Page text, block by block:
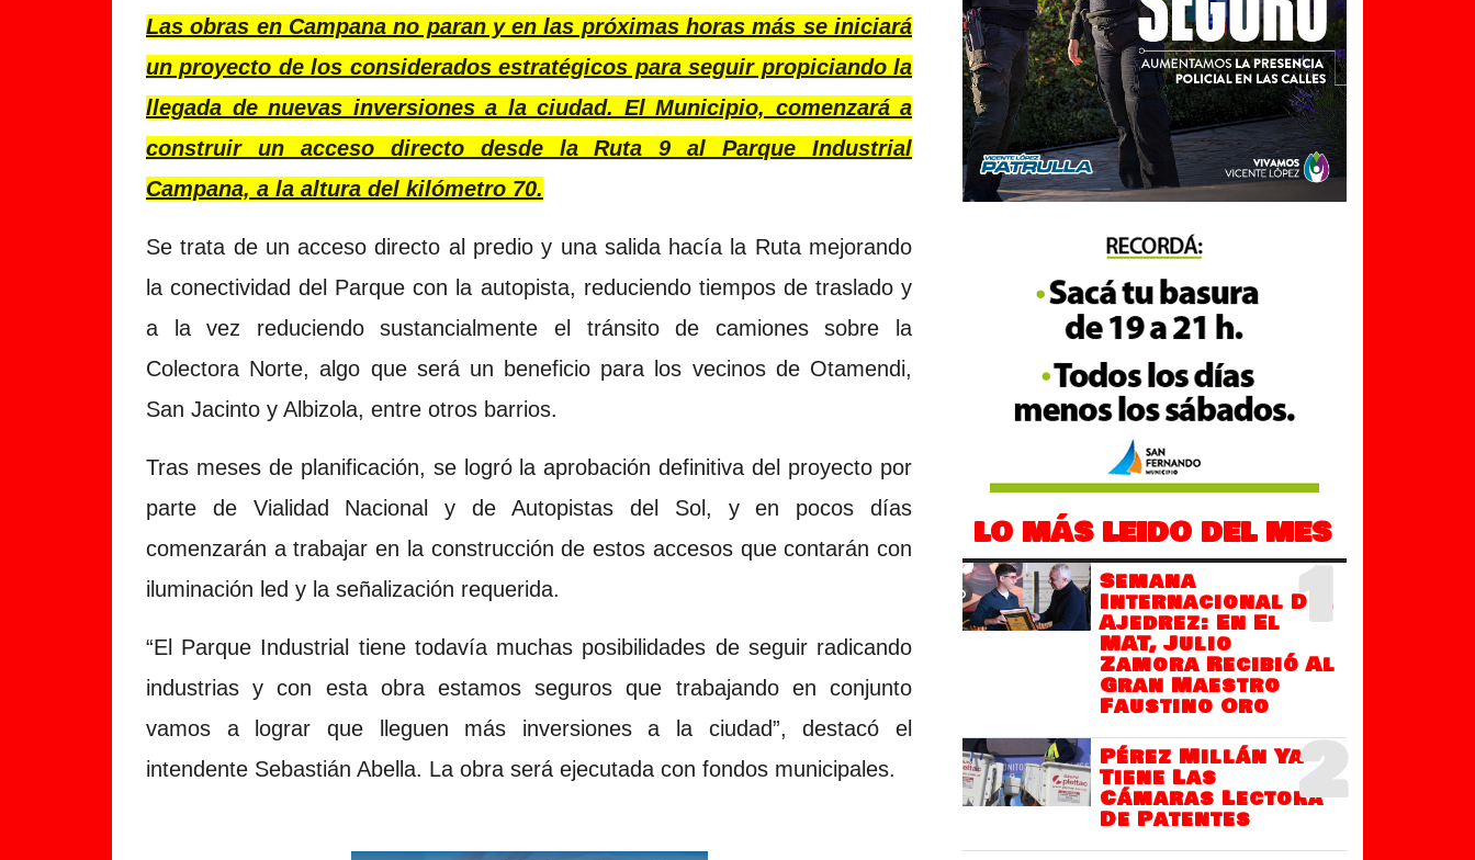
Las obras en Campana no paran y en las próximas horas más se iniciará
un proyecto de los considerados estratégicos para seguir propiciando la
llegada de nuevas inversiones a la ciudad. El Municipio, comenzará a
construir un acceso directo desde la Ruta 9 al Parque Industrial
Campana, a la altura del kilómetro 70.
Se trata de un acceso directo al predio y una salida hacía la Ruta mejorando
la conectividad del Parque con la autopista, reduciendo tiempos de traslado y
a la vez reduciendo sustancialmente el tránsito de camiones sobre la
Colectora Norte, algo que será un beneficio para los vecinos de Otamendi,
San Jacinto y Albizola, entre otros barrios.
Tras meses de planificación, se logró la aprobación definitiva del proyecto por
parte de Vialidad Nacional y de Autopistas del Sol, y en pocos días
comenzarán a trabajar en la construcción de estos accesos que contarán con
iluminación led y la señalización requerida.
“El Parque Industrial tiene todavía muchas posibilidades de seguir radicando
industrias y con esta obra estamos seguros que trabajando en conjunto
vamos a lograr que lleguen más inversiones a la ciudad”, destacó el
intendente Sebastián Abella. La obra será ejecutada con fondos municipales.
LO MÁS LEIDO DEL MES
1
Semana
Internacional Del
Ajedrez: En El
MAT, Julio
Zamora Recibió Al
Gran Maestro
Faustino Oro
2
Pérez Millán Ya
Tiene Las
Cámaras Lectora
De Patentes